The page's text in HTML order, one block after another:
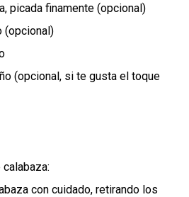
picada finamente (opcional)
(opcional)
(opcional, si te gusta el toque
con cuidado, retirando los